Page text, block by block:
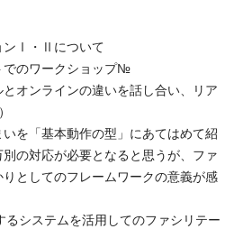
ンⅠ・Ⅱについて
ワークショップ№
とオンラインの違いを話し合い、リア
いを「基本動作の型」にあてはめて紹
の対応が必要となると思うが、ファ
としてのフレームワークの意義が感
るシステムを活用してのファシリテー